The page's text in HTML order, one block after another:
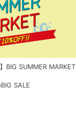
BIG SUMMER MARKET
SALE